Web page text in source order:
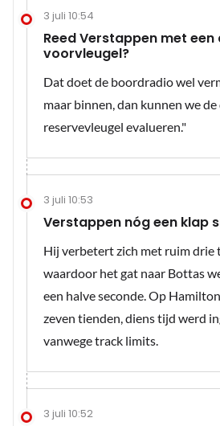
3 juli 10:54
Reed Verstappen met een
voorvleugel?
Dat doet de boordradio wel
maar binnen, dan kunnen we
reservevleugel evalueren."
3 juli 10:53
Verstappen nóg een klap
Hij verbetert zich met ruim drie
waardoor het gat naar Bottas
een halve seconde. Op
zeven tienden, diens tijd werd
vanwege track limits.
3 juli 10:52